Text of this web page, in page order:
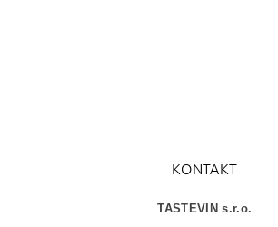
KONTAKT
TASTEVIN s.r.o.